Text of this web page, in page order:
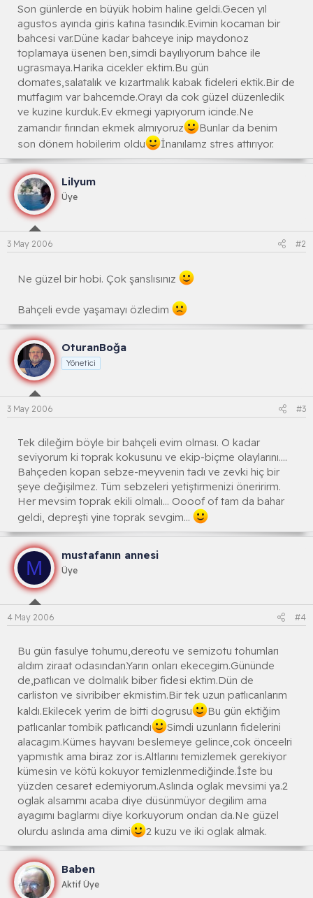
l
a
t
a
n
a
r
i
h
i
Son günlerde en büyük hobim haline geldi.Gecen yıl
agustos ayında giris katına tasındık.Evimin kocaman bir
bahcesi var.Düne kadar bahceye inip maydonoz
toplamaya üsenen ben,simdi bayılıyorum bahce ile
ugrasmaya.Harika cicekler ektim.Bu gün
domates,salatalık ve kızartmalık kabak fideleri ektik.Bir de
mutfagım var bahcemde.Orayı da cok güzel düzenledik
ve kuzine kurduk.Ev ekmegi yapıyorum icinde.Ne
zamandır fırından ekmek almıyoruz
Bunlar da benim
son dönem hobilerim oldu
İnanılamz stres attırıyor.
Lilyum
Üye
3 May 2006 #2
Ne güzel bir hobi. Çok şanslısınız
Bahçeli evde yaşamayı özledim
OturanBoğa
Yönetici
3 May 2006 #3
Tek dileğim böyle bir bahçeli evim olması. O kadar
seviyorum ki toprak kokusunu ve ekip-biçme olaylarını....
Bahçeden kopan sebze-meyvenin tadı ve zevki hiç bir
şeye değişilmez. Tüm sebzeleri yetiştirmenizi öneririrm.
Her mevsim toprak ekili olmalı... Oooof of tam da bahar
geldi, depreşti yine toprak sevgim...
M
mustafanın annesi
Üye
4 May 2006 #4
Bu gün fasulye tohumu,dereotu ve semizotu tohumları
aldım ziraat odasından.Yarın onları ekecegim.Gününde
de,patlıcan ve dolmalık biber fidesi ektim.Dün de
carliston ve sivribiber ekmistim.Bir tek uzun patlıcanlarım
kaldı.Ekilecek yerim de bitti dogrusu
Bu gün ektiğim
patlıcanlar tombik patlıcandı
Simdi uzunların fidelerini
alacagım.Kümes hayvanı beslemeye gelince,cok önceelri
yapmıstık ama biraz zor is.Altlarını temizlemek gerekiyor
kümesin ve kötü kokuyor temizlenmediğinde.İste bu
yüzden cesaret edemiyorum.Aslında oglak mevsimi ya.2
oglak alsammı acaba diye düsünmüyor degilim ama
ayagımı baglarmı diye korkuyorum ondan da.Ne güzel
olurdu aslında ama dimi
2 kuzu ve iki oglak almak.
Baben
Aktif Üye